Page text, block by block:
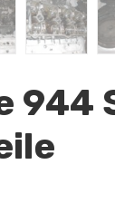
944